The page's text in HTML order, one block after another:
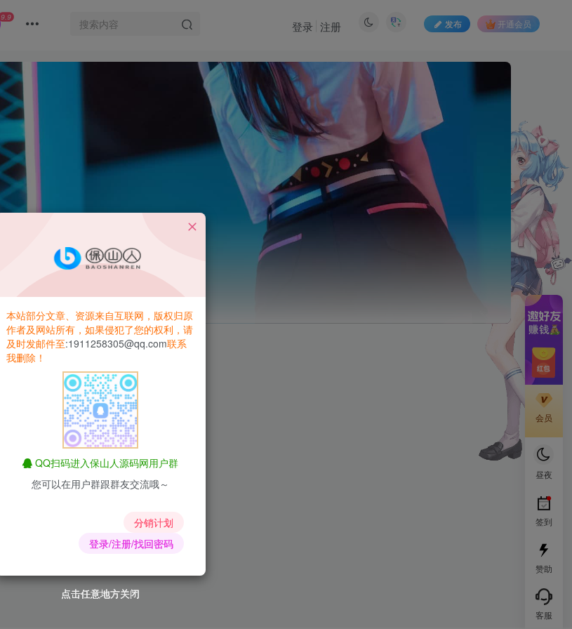
9.9
发布 开通会员
登录 注册
点击任意地方关闭
点击任意地方关闭
点击任意地方关闭
本站部分文章、资源来自互联网，版权归原
作者及网站所有，如果侵犯了您的权利，请
及时发邮件至:1911258305@qq.com联系
我删除！
QQ扫码进入保山人源码网用户群
您可以在用户群跟群友交流哦～
分销计划
登录/注册/找回密码
会员
昼夜
签到
赞助
客服